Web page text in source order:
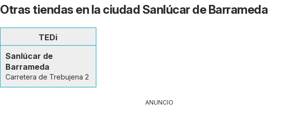
Otras tiendas en la ciudad Sanlúcar de Barrameda
TEDi
Sanlúcar de
Barrameda
Carretera de Trebujena 2
ANUNCIO